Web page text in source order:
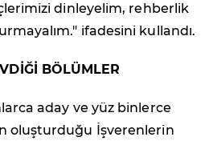
dinleyelim, rehberlik
ifadesini kullandı.
BÖLÜMLER
aday ve yüz binlerce
oluşturduğu İşverenlerin